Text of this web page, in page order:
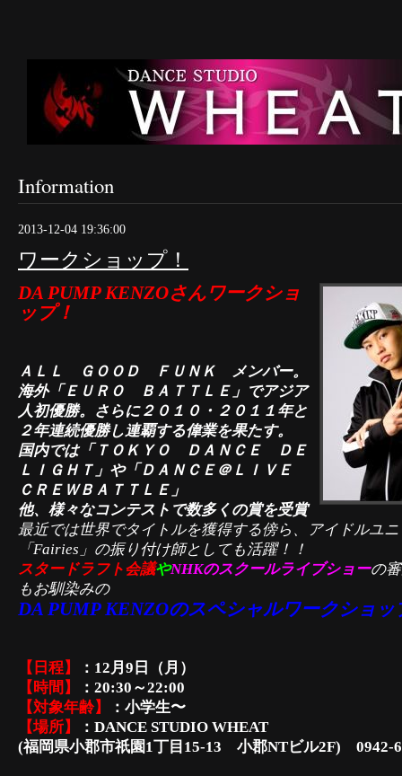
Information
2013-12-04 19:36:00
ワークショップ！
DA PUMP KENZOさんワークショ
ップ！
ＡＬＬ ＧＯＯＤ ＦＵＮＫ メンバー。
海外「ＥＵＲＯ ＢＡＴＴＬＥ」でアジア
人初優勝。さらに２０１０・２０１１年と
２年連続優勝し連覇する偉業を果たす。
国内では「ＴＯＫＹＯ ＤＡＮＣＥ ＤＥ
ＬＩＧＨＴ」や「ＤＡＮＣＥ＠ＬＩＶＥ
ＣＲＥＷＢＡＴＴＬＥ」
他、様々なコンテストで数多くの賞を受賞
最近では世界でタイトルを獲得する傍ら、アイドルユ
「Fairies」の振り付け師としても活躍！！
スタードラフト会議やNHKのスクールライブショーの
もお馴染みの
DA PUMP KENZOのスペシャルワークショッ
【日程】
：12月9日（月）
【時間】
：20:30～22:00
【対象年齢】
： 小学生〜
【場所】
：DANCE STUDIO WHEAT
(福岡県小郡市祇園1丁目15-13 小郡NTビル2F) 0942-